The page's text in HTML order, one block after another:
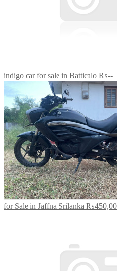
indigo car for sale in Batticalo ₨--
for Sale in Jaffna Srilanka